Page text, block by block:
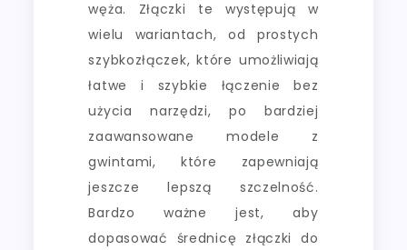
węża. Złączki te występują w
wielu wariantach, od prostych
szybkozłączek, które umożliwiają
łatwe i szybkie łączenie bez
użycia narzędzi, po bardziej
zaawansowane modele z
gwintami, które zapewniają
jeszcze lepszą szczelność.
Bardzo ważne jest, aby
dopasować średnicę złączki do